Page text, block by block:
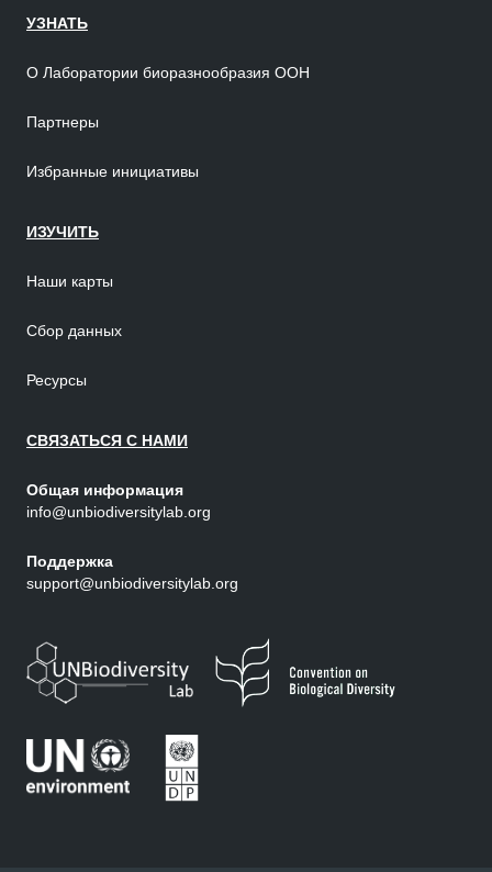
УЗНАТЬ
О Лаборатории биоразнообразия ООН
Партнеры
Избранные инициативы
ИЗУЧИТЬ
Наши карты
Сбор данных
Ресурсы
СВЯЗАТЬСЯ С НАМИ
Общая информация
info@unbiodiversitylab.org
Поддержка
support@unbiodiversitylab.org